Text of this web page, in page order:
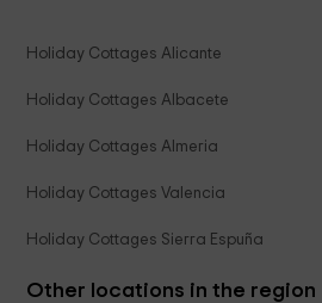
Holiday Cottages Alicante
Holiday Cottages Albacete
Holiday Cottages Almeria
Holiday Cottages Valencia
Holiday Cottages Sierra Espuña
Other locations in the region